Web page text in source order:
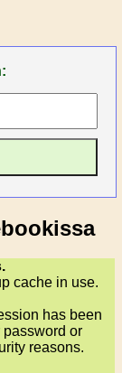
cache in use.
has been
or
reasons.